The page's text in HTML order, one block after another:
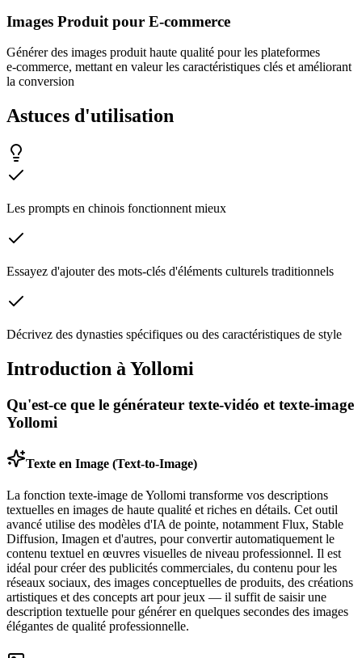
Images Produit pour E‑commerce
Générer des images produit haute qualité pour les plateformes
e‑commerce, mettant en valeur les caractéristiques clés et améliorant
la conversion
Astuces d'utilisation
Les prompts en chinois fonctionnent mieux
Essayez d'ajouter des mots-clés d'éléments culturels traditionnels
Décrivez des dynasties spécifiques ou des caractéristiques de style
Introduction à Yollomi
Qu'est-ce que le générateur texte‑vidéo et texte‑image
Yollomi
Texte en Image (Text-to-Image)
La fonction texte‑image de Yollomi transforme vos descriptions
textuelles en images de haute qualité et riches en détails. Cet outil
avancé utilise des modèles d'IA de pointe, notamment Flux, Stable
Diffusion, Imagen et d'autres, pour convertir automatiquement le
contenu textuel en œuvres visuelles de niveau professionnel. Il est
idéal pour créer des publicités commerciales, du contenu pour les
réseaux sociaux, des images conceptuelles de produits, des créations
artistiques et des concepts art pour jeux — il suffit de saisir une
description textuelle pour générer en quelques secondes des images
élégantes de qualité professionnelle.